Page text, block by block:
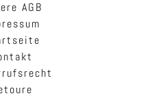
AGB